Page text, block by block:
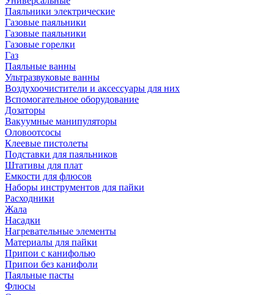
Паяльники электрические
Газовые паяльники
Газовые паяльники
Газовые горелки
Газ
Паяльные ванны
Ультразвуковые ванны
Воздухоочистители и аксессуары для них
Вспомогательное оборудование
Дозаторы
Вакуумные манипуляторы
Оловоотсосы
Клеевые пистолеты
Подставки для паяльников
Штативы для плат
Емкости для флюсов
Наборы инструментов для пайки
Расходники
Жала
Насадки
Нагревательные элементы
Материалы для пайки
Припои с канифолью
Припои без канифоли
Паяльные пасты
Флюсы